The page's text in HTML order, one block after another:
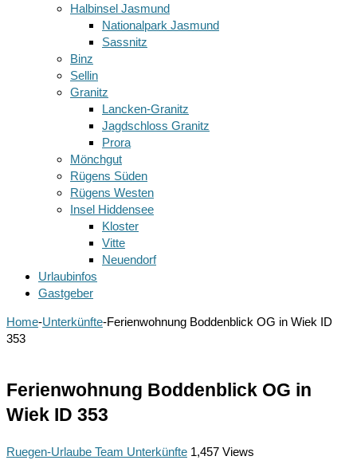
Halbinsel Jasmund
Nationalpark Jasmund
Sassnitz
Binz
Sellin
Granitz
Lancken-Granitz
Jagdschloss Granitz
Prora
Mönchgut
Rügens Süden
Rügens Westen
Insel Hiddensee
Kloster
Vitte
Neuendorf
Urlaubinfos
Gastgeber
Home-Unterkünfte-Ferienwohnung Boddenblick OG in Wiek ID
353
Ferienwohnung Boddenblick OG in
Wiek ID 353
Ruegen-Urlaube Team Unterkünfte 1,457 Views